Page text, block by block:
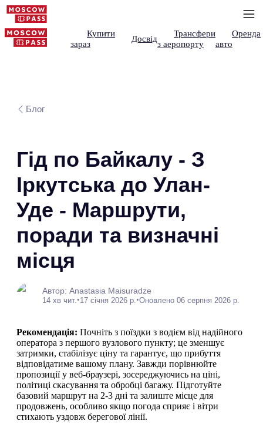
Купити
зараз
Досвід
Трансфери
з аеропорту
Оренда
авто
Блог
Гід по Байкалу - З
Іркутська до Улан-
Уде - Маршрути,
поради та визначні
місця
Автор: Anastasia Maisuradze
14 хв чит. •17 січня 2026 р. •Оновлено 06 серпня 2026 р.
Рекомендація: Почніть з поїздки з водієм від надійного
оператора з першого вузлового пункту; це зменшує
затримки, стабілізує ціну та гарантує, що прибуття
відповідатиме вашому плану. Завжди порівнюйте
пропозиції у веб-браузері, зосереджуючись на ціні,
політиці скасування та обробці багажу. Підготуйте
базовий маршрут на 2-3 дні та залиште місце для
продовжень, особливо якщо погода сприяє і вітри
стихають уздовж берегової лінії.